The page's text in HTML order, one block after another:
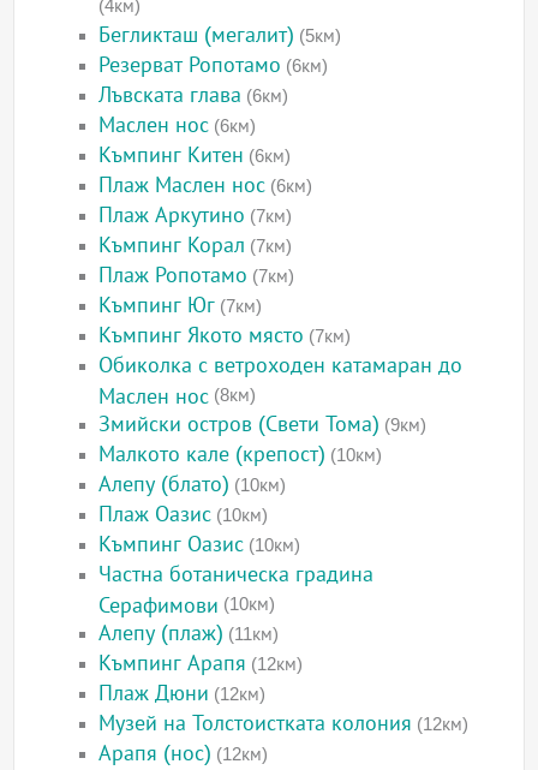
(4км)
Бегликташ (мегалит) (5км)
Резерват Ропотамо (6км)
Лъвската глава (6км)
Маслен нос (6км)
Къмпинг Китен (6км)
Плаж Маслен нос (6км)
Плаж Аркутино (7км)
Къмпинг Корал (7км)
Плаж Ропотамо (7км)
Къмпинг Юг (7км)
Къмпинг Якото място (7км)
Обиколка с ветроходен катамаран до
Маслен нос (8км)
Змийски остров (Свети Тома) (9км)
Малкото кале (крепост) (10км)
Алепу (блато) (10км)
Плаж Оазис (10км)
Къмпинг Оазис (10км)
Частна ботаническа градина
Серафимови (10км)
Алепу (плаж) (11км)
Къмпинг Арапя (12км)
Плаж Дюни (12км)
Музей на Толстоистката колония (12км)
Арапя (нос) (12км)